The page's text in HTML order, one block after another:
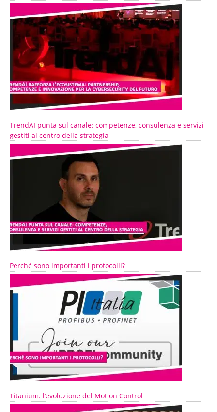
TrendAI punta sul canale: competenze, consulenza e servizi
gestiti al centro della strategia
Perché sono importanti i protocolli?
Titanium: l’evoluzione del Motion Control